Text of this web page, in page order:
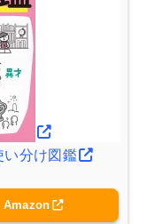
分け図鑑
Amazon